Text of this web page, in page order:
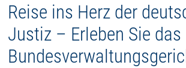
Reise ins Herz der
Justiz – Erleben Sie das